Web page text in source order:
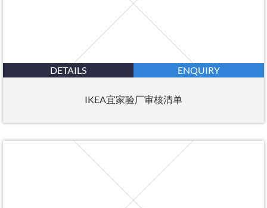
DETAILS ENQUIRY
IKEA宜家验厂审核清单